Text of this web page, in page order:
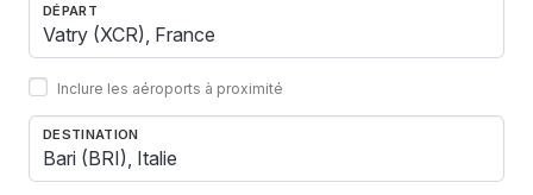
DÉPART
Inclure les aéroports à proximité
DESTINATION